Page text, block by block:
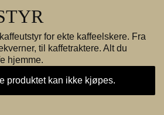
for ekte kaffeelskere. Fra
til kaffetraktere. Alt du
hjemme.
produktet kan ikke kjøpes.